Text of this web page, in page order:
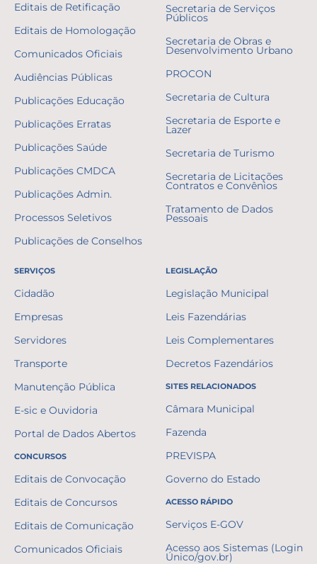
Editais de Retificação
Editais de Homologação
Comunicados Oficiais
Audiências Públicas
Publicações Educação
Publicações Erratas
Publicações Saúde
Publicações CMDCA
Publicações Admin.
Processos Seletivos
Publicações de Conselhos
Secretaria de Serviços
Públicos
Secretaria de Obras e
Desenvolvimento Urbano
PROCON
Secretaria de Cultura
Secretaria de Esporte e
Lazer
Secretaria de Turismo
Secretaria de Licitações
Contratos e Convênios
Tratamento de Dados
Pessoais
SERVIÇOS
Cidadão
Empresas
Servidores
Transporte
Manutenção Pública
E-sic e Ouvidoria
Portal de Dados Abertos
CONCURSOS
Editais de Convocação
Editais de Concursos
Editais de Comunicação
Comunicados Oficiais
LEGISLAÇÃO
Legislação Municipal
Leis Fazendárias
Leis Complementares
Decretos Fazendários
SITES RELACIONADOS
Câmara Municipal
Fazenda
PREVISPA
Governo do Estado
ACESSO RÁPIDO
Serviços E-GOV
Acesso aos Sistemas (Login
Único/gov.br)